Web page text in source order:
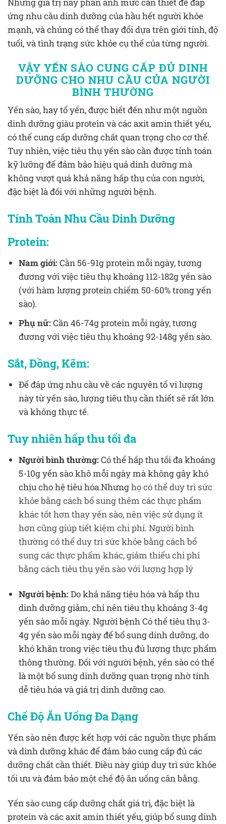
Những giá trị này phản ánh mức cần thiết để đáp
ứng nhu cầu dinh dưỡng của hầu hết người khỏe
mạnh, và chúng có thể thay đổi dựa trên giới tính, độ
tuổi, và tình trạng sức khỏe cụ thể của từng người​.
VẬY YẾN SÀO CUNG CẤP ĐỦ DINH
DƯỠNG CHO NHU CẦU CỦA NGƯỜI
BÌNH THƯỜNG
Yến sào, hay tổ yến, được biết đến như một nguồn
dinh dưỡng giàu protein và các axit amin thiết yếu,
có thể cung cấp dưỡng chất quan trọng cho cơ thể.
Tuy nhiên, việc tiêu thụ yến sào cần được tính toán
kỹ lưỡng để đảm bảo hiệu quả dinh dưỡng mà
không vượt quá khả năng hấp thụ của con người,
đặc biệt là đối với những người bệnh.
Tính Toán Nhu Cầu Dinh Dưỡng
Protein:
Nam giới:Cần 56-91g protein mỗi ngày, tương
đương với việc tiêu thụ khoảng 112-182g yến sào
(với hàm lượng protein chiếm 50-60% trong yến
sào).
Phụ nữ:Cần 46-74g protein mỗi ngày, tương
đương với việc tiêu thụ khoảng 92-148g yến sào.
Sắt, Đồng, Kẽm:
Để đáp ứng nhu cầu về các nguyên tố vi lượng
này từ yến sào, lượng tiêu thụ cần thiết sẽ rất lớn
và không thực tế.
Tuy nhiên hấp thu tối đa
Người bình thường:Có thể hấp thu tối đa khoảng
5-10g yến sào khô mỗi ngày mà không gây khó
chịu cho hệ tiêu hóa.Nhưnghọ có thể duy trì sức
khỏe bằng cách bổ sung thêm các thực phẩm
khác tốt hơn thay yến sào, nên việc sử dụng ít
hơn cũng giúp tiết kiệm chi phí. Người bình
thường có thể duy trì sức khỏe bằng cách bổ
sung các thực phẩm khác, giảm thiểu chi phí
bằng cách tiêu thụ yến sào với lượng hợp lý
Người bệnh:Do khả năng tiêu hóa và hấp thu
dinh dưỡng giảm, chỉ nên tiêu thụ khoảng 3-4g
yến sào mỗi ngày. Người bệnh Có thể tiêu thụ 3-
4g yến sào mỗi ngày để bổ sung dinh dưỡng, do
khó khăn trong việc tiêu thụ đủ lượng thực phẩm
thông thường. Đối với người bệnh, yến sào có thể
là một bổ sung dinh dưỡng quan trọng nhờ tính
dễ tiêu hóa và giá trị dinh dưỡng cao.
Chế Độ Ăn Uống Đa Dạng
Yến sào nên được kết hợp với các nguồn thực phẩm
và dinh dưỡng khác để đảm bảo cung cấp đủ các
dưỡng chất cần thiết. Điều này giúp duy trì sức khỏe
tối ưu và đảm bảo một chế độ ăn uống cân bằng.
Yến sào cung cấp dưỡng chất giá trị, đặc biệt là
protein và các axit amin thiết yếu, giúp bổ sung dinh